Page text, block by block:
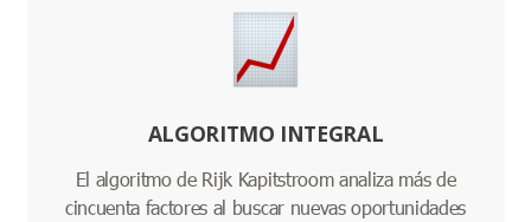
ALGORITMO INTEGRAL
El algoritmo de Rijk Kapitstroom analiza más de
cincuenta factores al buscar nuevas oportunidades